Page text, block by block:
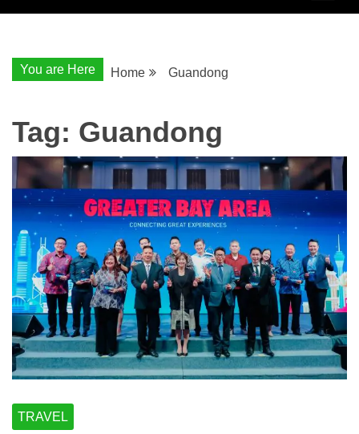
You are Here Home Guandong
Tag: Guandong
TRAVEL